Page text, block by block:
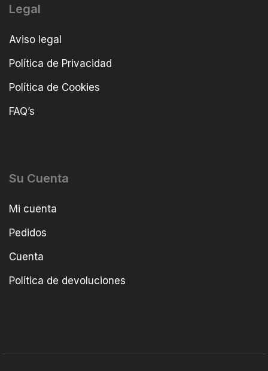
Legal
Aviso legal
Política de Privacidad
Política de Cookies
FAQ’s
Su Cuenta
Mi cuenta
Pedidos
Cuenta
Política de devoluciones